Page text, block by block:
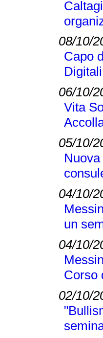
08/10/
Capo
06/10/
Vita
05/10/
04/10/
un
04/10/
Corso
02/10/